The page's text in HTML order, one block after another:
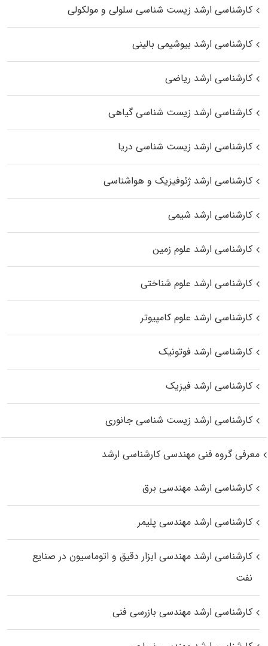
کارشناسی ارشد زیست شناسی سلولی و مولکولی
کارشناسی ارشد بیوشیمی بالینی
کارشناسی ارشد ریاضی
کارشناسی ارشد زیست‌ شناسی گیاهی
کارشناسی ارشد زیست‌ شناسی دریا
کارشناسی ارشد ژئوفیزیک و هواشناسی
کارشناسی ارشد شیمی
کارشناسی ارشد علوم زمین
کارشناسی ارشد علوم شناختی
کارشناسی ارشد علوم کامپیوتر
کارشناسی ارشد فوتونیک
کارشناسی ارشد فیزیک
کارشناسی ارشد زیست‌ شناسی جانوری
معرفی گروه فنی مهندسی کارشناسی ارشد
کارشناسی ارشد مهندسی برق
کارشناسی ارشد مهندسی پلیمر
کارشناسی ارشد مهندسی ابزار دقیق و اتوماسیون در صنایع
نفت
کارشناسی ارشد مهندسی بازرسی فنی